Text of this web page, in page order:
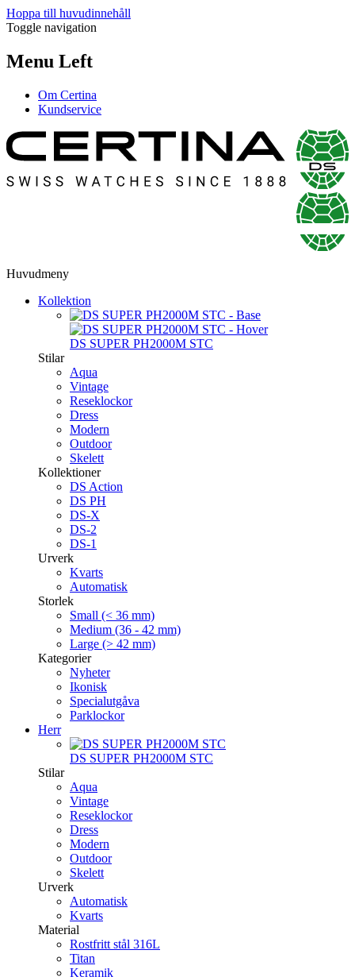
Hoppa till huvudinnehåll
Toggle navigation
Menu Left
Om Certina
Kundservice
Huvudmeny
Kollektion
DS SUPER PH2000M STC
Stilar
Aqua
Vintage
Reseklockor
Dress
Modern
Outdoor
Skelett
Kollektioner
DS Action
DS PH
DS-X
DS-2
DS-1
Urverk
Kvarts
Automatisk
Storlek
Small (< 36 mm)
Medium (36 - 42 mm)
Large (> 42 mm)
Kategorier
Nyheter
Ikonisk
Specialutgåva
Parklockor
Herr
DS SUPER PH2000M STC
Stilar
Aqua
Vintage
Reseklockor
Dress
Modern
Outdoor
Skelett
Urverk
Automatisk
Kvarts
Material
Rostfritt stål 316L
Titan
Keramik